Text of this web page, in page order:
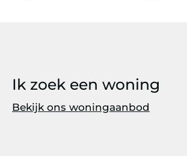
Ik zoek een woning
Bekijk ons woningaanbod